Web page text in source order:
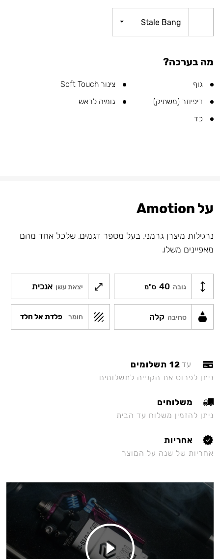
Stale Bang
מה בערכה?
גוף
צינור Soft Touch
דיפיוזר (משתיק)
גומיה לראש
כד
על Amotion
נרגילות מיצרן גרמני. בעל מספר דגמים, שלכל אחד מהם
מאפיינים משלו.
גובה 40 ס"מ יצאת עשן אנכית
סחיבה קלה חומר פלדת אל חלד
עד 12 תשלומים
ניתן לפרוס את הקנייה לתשלומים
משלוחים
ניתן להזמין משלוח עד הבית
אחריות
אחריות של שנה על המוצר